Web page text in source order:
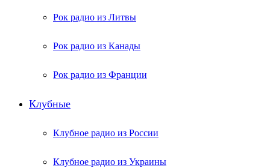
Рок радио из Литвы
Рок радио из Канады
Рок радио из Франции
Клубные
Клубное радио из России
Клубное радио из Украины